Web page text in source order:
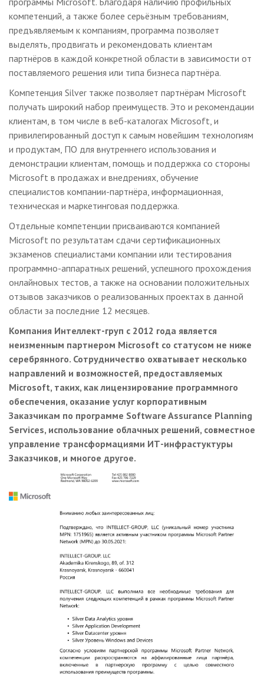
компетенций, а также более серьёзным требованиям,
предъявляемым к компаниям, программа позволяет
выделять, продвигать и рекомендовать клиентам
партнёров в каждой конкретной области в зависимости от
поставляемого решения или типа бизнеса партнёра.
Компетенция Silver также позволяет партнёрам Microsoft
получать широкий набор преимуществ. Это и рекомендации
клиентам, в том числе в веб-каталогах Microsoft, и
привилегированный доступ к самым новейшим технологиям
и продуктам, ПО для внутреннего использования и
демонстрации клиентам, помощь и поддержка со стороны
Microsoft в продажах и внедрениях, обучение
специалистов компании-партнёра, информационная,
техническая и маркетинговая поддержка.
Отдельные компетенции присваиваются компанией
Microsoft по результатам сдачи сертификационных
экзаменов специалистами компании или тестирования
программно-аппаратных решений, успешного прохождения
онлайновых тестов, а также на основании положительных
отзывов заказчиков о реализованных проектах в данной
области за последние 12 месяцев.
Компания Интеллект-груп с 2012 года является
неизменным партнером Microsoft со статусом не ниже
серебрянного. Сотрудничество охватывает несколько
направлений и возможностей, предоставляемых
Microsoft, таких, как лицензирование программного
обеспечения, оказание услуг корпоративным
Заказчикам по программе Software Assurance Planning
Services, использование облачных решений, совместное
управление трансформациями ИТ-инфрастуктуры
Заказчиков, и многое другое.